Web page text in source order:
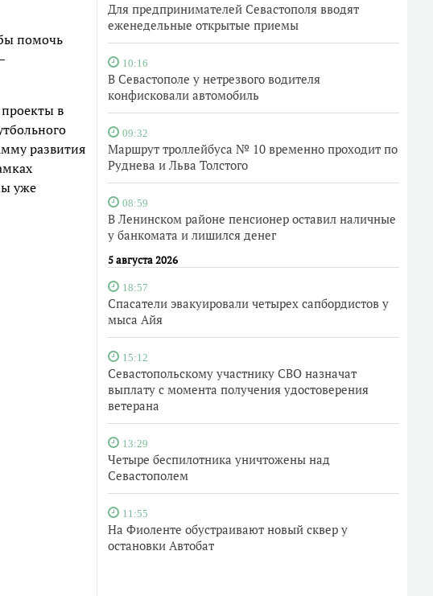
Для предпринимателей Севастополя вводят
еженедельные открытые приемы
10:16
В Севастополе у нетрезвого водителя
конфисковали автомобиль
09:32
Маршрут троллейбуса № 10 временно проходит по
Руднева и Льва Толстого
08:59
В Ленинском районе пенсионер оставил наличные
у банкомата и лишился денег
5 августа 2026
18:57
Спасатели эвакуировали четырех сапбордистов у
мыса Айя
15:12
Севастопольскому участнику СВО назначат
выплату с момента получения удостоверения
ветерана
13:29
Четыре беспилотника уничтожены над
Севастополем
11:55
На Фиоленте обустраивают новый сквер у
остановки Автобат
помочь
в
развития
уже